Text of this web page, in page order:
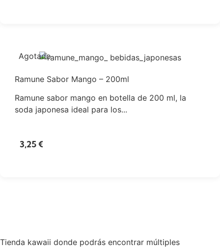
Agotado
Ramune Sabor Mango – 200ml
Ramune sabor mango en botella de 200 ml, la
soda japonesa ideal para los...
3,25€
Tienda kawaii donde podrás encontrar múltiples